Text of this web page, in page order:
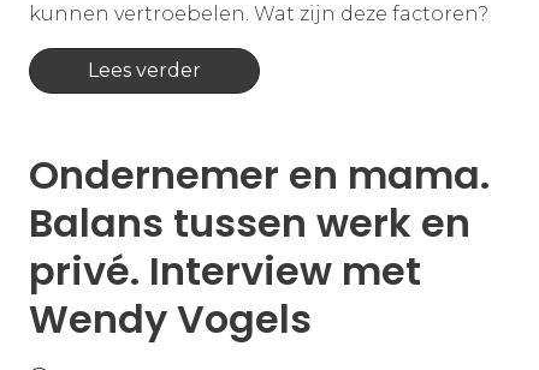
kunnen vertroebelen. Wat zijn deze factoren?
Lees verder
Ondernemer en mama.
Balans tussen werk en
privé. Interview met
Wendy Vogels